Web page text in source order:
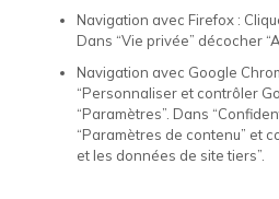
Navigation avec Firefox :
Dans “Vie privée” décocher
Navigation avec Google
“Personnaliser et contrôler
“Paramètres”. Dans
“Paramètres de contenu” et
et les données de site tiers”.